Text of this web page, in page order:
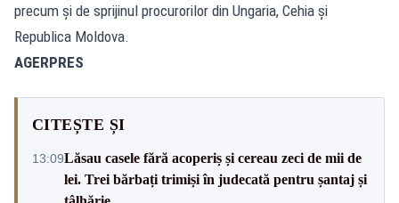
precum și de sprijinul procurorilor din Ungaria, Cehia și
Republica Moldova.
AGERPRES
CITEȘTE ȘI
13:09Lăsau casele fără acoperiș și cereau zeci de mii de
lei. Trei bărbați trimiși în judecată pentru șantaj și